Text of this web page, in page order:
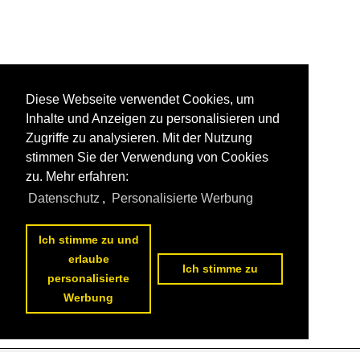
Diese Webseite verwendet Cookies, um
Inhalte und Anzeigen zu personalisieren und
Zugriffe zu analysieren. Mit der Nutzung
stimmen Sie der Verwendung von Cookies
zu. Mehr erfahren:
Datenschutz , Personalisierte Werbung
Ich stimme zu und
erlaube
personalisierte
Werbung
Ich stimme zu